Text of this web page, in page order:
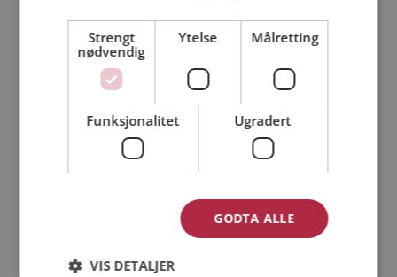
Jeg er en:
Strengt
nødvendig
Ytelse Målretting
Funksjonalitet Ugradert
GODTA ALLE
VIS DETALJER